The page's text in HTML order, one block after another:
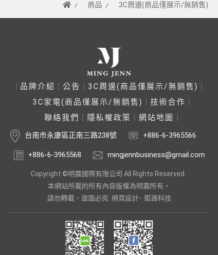
商品 3C周邊(商品僅展示/無銷售)
品牌介紹 公告
3C周邊(商品僅展示/無銷售)
3C家電(商品僅展示/無銷售)
技術合作
聯絡我們
隱私權政策 網站地圖
台南市永康區正南三路238號 +886-6-3965566
+886-6-3965568 mingjennbusiness@gmail.com
Copyright ©明震國際有限公司 All Rights Reserved.
本網站所載的所有內容版權為明震所有，
請勿轉載，盜圖必究 網頁設計- 鉅潞科技